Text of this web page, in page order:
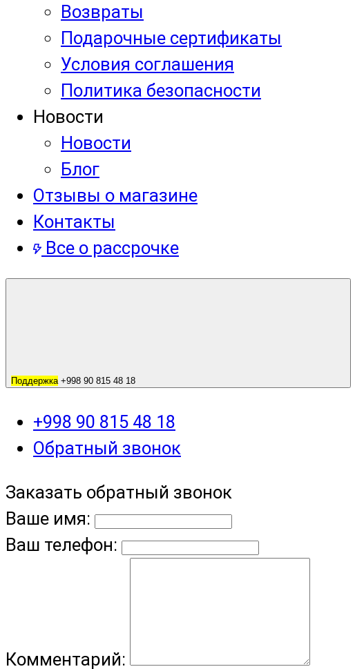
Возвраты
Подарочные сертификаты
Условия соглашения
Политика безопасности
Новости
Новости
Блог
Отзывы о магазине
Контакты
Все о рассрочке
Поддержка+998 90 815 48 18
+998 90 815 48 18
Обратный звонок
Заказать обратный звонок
Ваше имя:
Ваш телефон:
Комментарий: